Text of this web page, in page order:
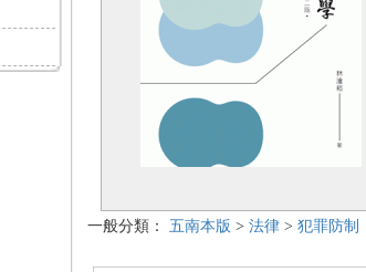
一般分類： 五南本版 > 法律 > 犯罪防制